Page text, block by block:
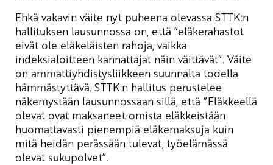
Ehkä vakavin väite nyt puheena olevassa STTK:n
hallituksen lausunnossa on, että ”eläkerahastot
eivät ole eläkeläisten rahoja, vaikka
indeksialoitteen kannattajat näin väittävät”. Väite
on ammattiyhdistysliikkeen suunnalta todella
hämmästyttävä. STTK:n hallitus perustelee
näkemystään lausunnossaan sillä, että ”Eläkkeellä
olevat ovat maksaneet omista eläkkeistään
huomattavasti pienempiä eläkemaksuja kuin
mitä heidän perässään tulevat, työelämässä
olevat sukupolvet”.